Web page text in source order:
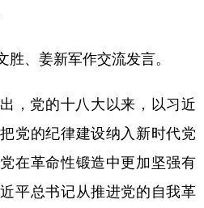
、姜新军作交流发言。
党的十八大以来，以习近
党的纪律建设纳入新时代党
在革命性锻造中更加坚强有
平总书记从推进党的自我革